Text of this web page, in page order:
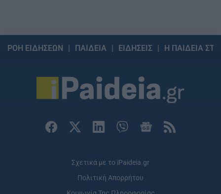
ΡΟΗ ΕΙΔΗΣΕΩΝ ΠΑΙΔΕΙΑ ΕΙΔΗΣΕΙΣ Η ΠΑΙΔΕΙΑ
Σχετικά με το iPaideia.gr
Πολιτική Απορρήτου